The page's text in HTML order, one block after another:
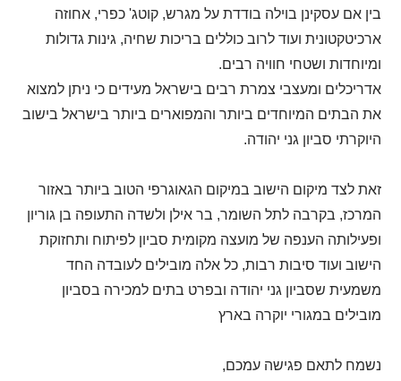
בין אם עסקינן בוילה בודדת על מגרש, קוטג' כפרי, אחוזה
ארכיטקטונית ועוד לרוב כוללים בריכות שחיה, גינות גדולות
ומיוחדות ושטחי חוויה רבים.
אדריכלים ומעצבי צמרת רבים בישראל מעידים כי ניתן למצוא
את הבתים המיוחדים ביותר והמפוארים ביותר בישראל בישוב
היוקרתי סביון גני יהודה.
זאת לצד מיקום הישוב במיקום הגאוגרפי הטוב ביותר באזור
המרכז, בקרבה לתל השומר, בר אילן ולשדה התעופה בן גוריון
ופעילותה הענפה של מועצה מקומית סביון לפיתוח ותחזוקת
הישוב ועוד סיבות רבות, כל אלה מובילים לעובדה החד
משמעית שסביון גני יהודה ובפרט בתים למכירה בסביון
מובילים במגורי יוקרה בארץ
נשמח לתאם פגישה עמכם,